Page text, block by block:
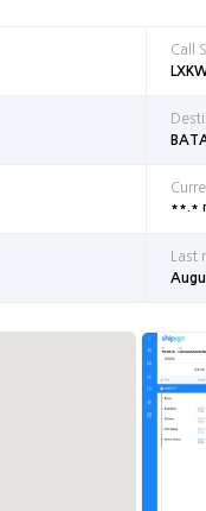
Call
**.*
Last